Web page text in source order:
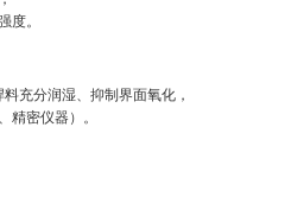
度。
充分润湿、抑制界面氧化，
精密仪器）。